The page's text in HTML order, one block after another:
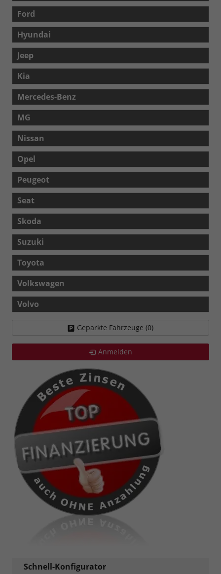
Ford
Hyundai
Jeep
Kia
Mercedes-Benz
MG
Nissan
Opel
Peugeot
Seat
Skoda
Suzuki
Toyota
Volkswagen
Volvo
Geparkte Fahrzeuge (0)
Anmelden
Schnell-Konfigurator